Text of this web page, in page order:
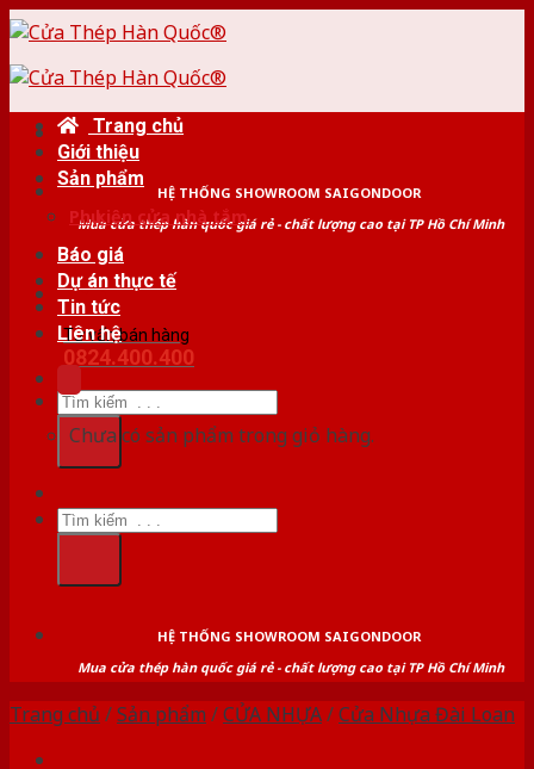
Skip
content
HỆ THỐNG SHOWROOM SAIGONDOOR
Mua cửa thép hàn quốc giá rẻ - chất lượng cao tại TP Hồ Chí Minh
Tư vấn bán hàng
0824.400.400
Tìm
kiếm:
Trang chủ
Giới thiệu
Sản phẩm
Phụ kiện cửa nhà tắm
Báo giá
Dự án thực tế
Tin tức
Liên hệ
Chưa có sản phẩm trong giỏ hàng.
Tìm
kiếm:
HỆ THỐNG SHOWROOM SAIGONDOOR
Mua cửa thép hàn quốc giá rẻ - chất lượng cao tại TP Hồ Chí Minh
Trang chủ /Sản phẩm /CỬA NHỰA/Cửa Nhựa Đài Loan